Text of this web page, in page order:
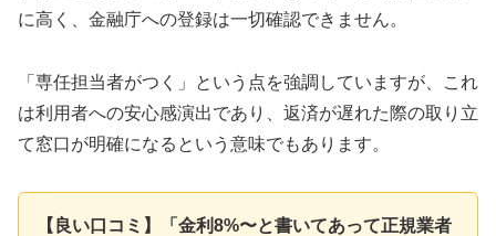
に高く、金融庁への登録は一切確認できません。
「専任担当者がつく」という点を強調していますが、これ
は利用者への安心感演出であり、返済が遅れた際の取り立
て窓口が明確になるという意味でもあります。
【良い口コミ】「金利8%〜と書いてあって正規業者